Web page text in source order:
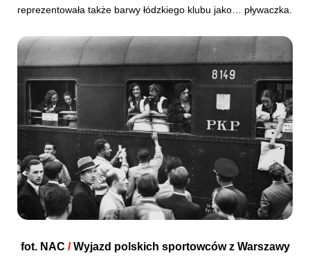
reprezentowała także barwy łódzkiego klubu jako… pływaczka.
fot. NAC /Wyjazd polskich sportowców z Warszawy